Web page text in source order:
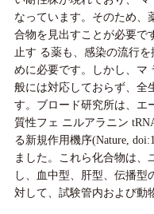
なっています。そのため、
合物を見出すことが必要で
止す る薬も、感染の流行
めに必要です。しかし、マ
般には対応しておらず、全
す。ブロード研究所は、エ
質性フェ ニルアラニン
る新規作用機序(Nature,
ました。これら化合物は、
し、血中型、肝型、伝播型
対して、試験管内および動